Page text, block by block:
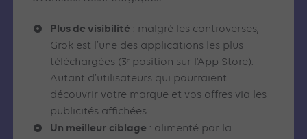
Plus de visibilité : malgré les controverses,
Grok est l’une des applications les plus
téléchargées (3ᵉ position sur l’App Store).
Autant d’utilisateurs qui pourraient
découvrir votre marque et vos offres via les
publicités affichées.
Un meilleur ciblage : alimenté par la